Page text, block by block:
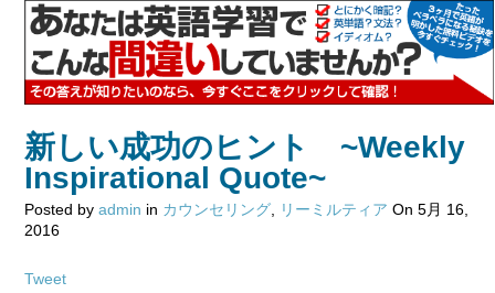
新しい成功のヒント ~Weekly
Inspirational Quote~
Posted by admin in カウンセリング リーミルティア On 5月 16,
2016
Tweet